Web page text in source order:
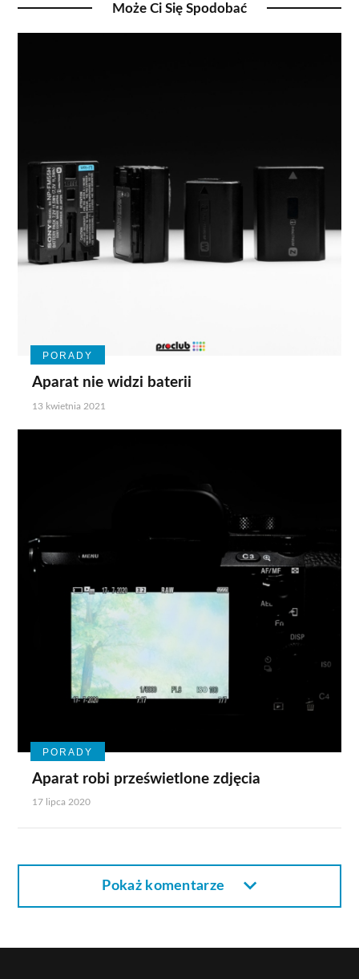
Może Ci Się Spodobać
PORADY
Aparat nie widzi baterii
13 kwietnia 2021
PORADY
Aparat robi prześwietlone zdjęcia
17 lipca 2020
Pokaż komentarze